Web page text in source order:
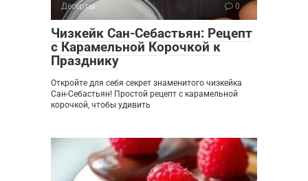
Десерты 0
Чизкейк Сан-Себастьян: Рецепт
с Карамельной Корочкой к
Празднику
Откройте для себя секрет знаменитого чизкейка
Сан-Себастьян! Простой рецепт с карамельной
корочкой, чтобы удивить